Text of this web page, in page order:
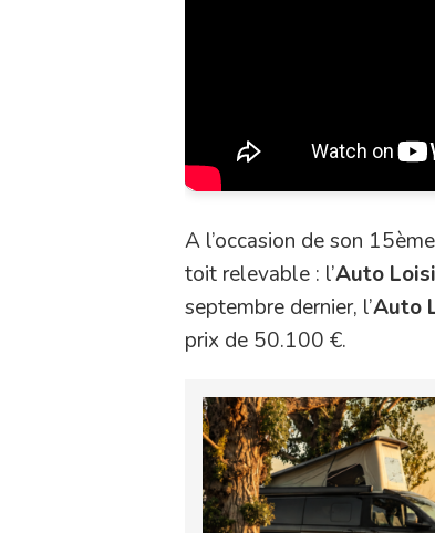
A l’occasion de son
toit relevable : l’Auto
septembre dernier, l’Auto
prix de 50.100 €.